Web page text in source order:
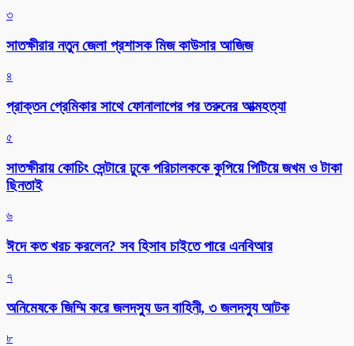
৩
সাতক্ষীরার নতুন জেলা প্রশাসক মিজ কাউসার আজিজ
৪
প্রাক্তন প্রেমিকার সাথে ফোনালাপের পর তরুনের আত্মহত্যা
৫
সাতক্ষীরায় কোচিং সেন্টারে ঢুকে পরিচালককে কুপিয়ে পিটিয়ে জখম ও টাকা
ছিনতাই
৬
ঈদে কত খরচ করলেন? সব হিসাব চাইতে পারে এনবিআর
৭
অনিমেষকে জিম্মি করে জলদস্যু ডন বাহিনী, ৩ জলদস্যু আটক
৮